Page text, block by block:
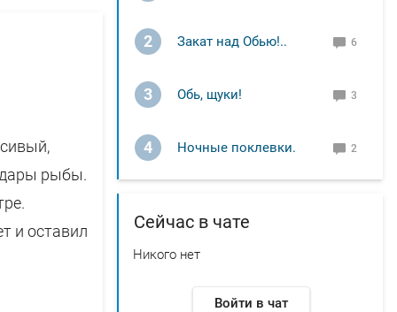
рыбы.
и оставил
2 Закат над Обью!.. 6
3 Обь, щуки! 3
4 Ночные поклевки. 2
Сейчас в чате
Никого нет
Войти в чат